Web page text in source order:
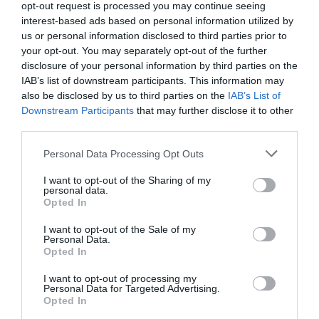
opt-out request is processed you may continue seeing
interest-based ads based on personal information utilized by
us or personal information disclosed to third parties prior to
your opt-out. You may separately opt-out of the further
disclosure of your personal information by third parties on the
IAB’s list of downstream participants. This information may
also be disclosed by us to third parties on the IAB’s List of
Downstream Participants that may further disclose it to other
Personal Data Processing Opt Outs
I want to opt-out of the Sharing of my
personal data.
Opted In
I want to opt-out of the Sale of my
Personal Data.
Opted In
I want to opt-out of processing my
Personal Data for Targeted Advertising.
Opted In
RÉPONDRE
bencelloa commenté :
9 mars 2017 - 12 h 32 min
Je me demande quel fabricant de siège a pu répondre à un
tel cahier des charges. Félicitations à lui en tout cas.
Alain45 a commenté :
9 mars 2017 - 13 h 42
min
PriestmanGoode. (britannique).
On peut faire confiance aux britanniques pour le
“cosy” !
de classe Affaires dans le monde à se déployer en
un lit double.